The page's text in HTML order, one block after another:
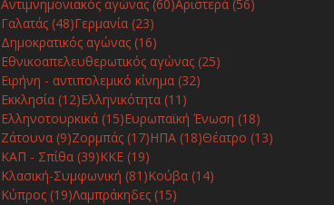
Αντιμνημονιακός αγώνας(60)Αριστερά(56)
Γαλατάς(48)Γερμανία(23)
Δημοκρατικός αγώνας(16)
Εθνικοαπελευθερωτικός αγώνας(25)
Ειρήνη - αντιπολεμικό κίνημα(32)
Εκκλησία(12)Ελληνικότητα(11)
Ελληνοτουρκικά(15)Ευρωπαϊκή Ένωση (18)
Ζάτουνα(9)Ζορμπάς(17)ΗΠΑ(18)Θέατρο (13)
ΚΑΠ - Σπίθα(39)ΚΚΕ(19)
Κλασική-Συμφωνική (81)Κούβα(14)
Κύπρος(19)Λαμπράκηδες(15)